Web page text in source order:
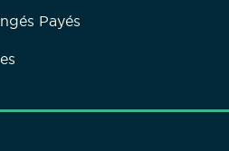
Payés